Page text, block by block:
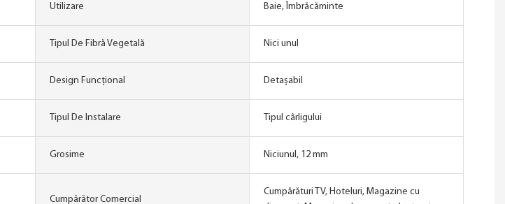
Utilizare Baie, Îmbrăcăminte
Tipul De Fibră Vegetală Nici unul
Design Funcțional Detaşabil
Tipul De Instalare Tipul cârligului
Grosime Niciunul, 12 mm
Cumpărător Comercial
Cumpărături TV, Hoteluri, Magazine cu